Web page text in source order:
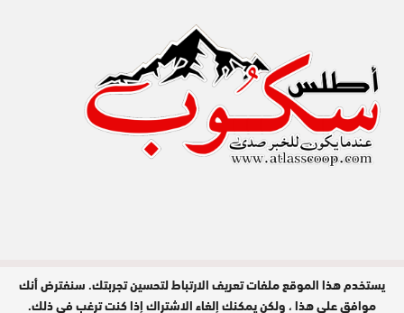
مدير النشر : عبد الله عزي / جميع الحقوق
محفوظة © 2026
يستخدم هذا الموقع ملفات تعريف الارتباط لتحسين تجربتك. سنفترض أنك
موافق على هذا ، ولكن يمكنك إلغاء الاشتراك إذا كنت ترغب في ذلك.